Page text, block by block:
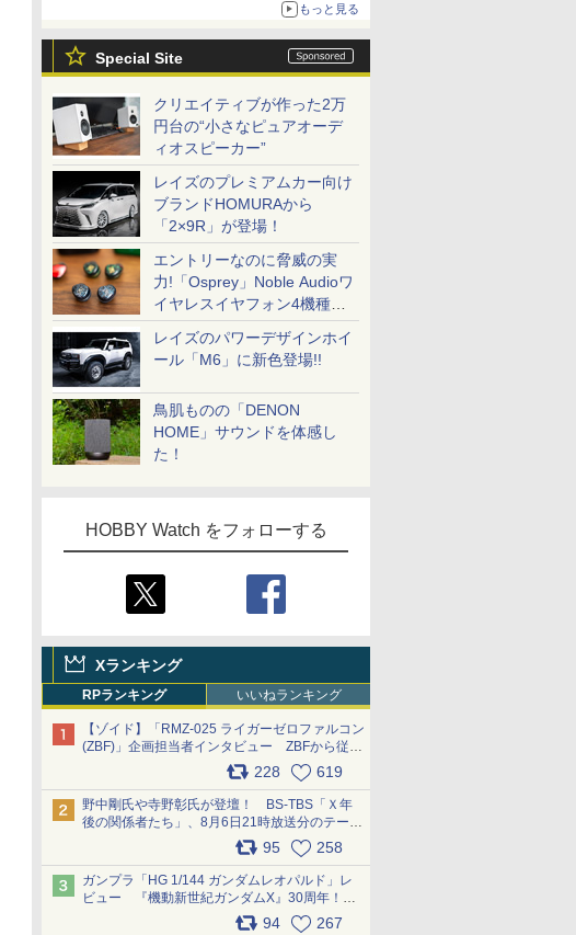
もっと見る
Special Site
クリエイティブが作った2万
円台の“小さなピュアオーデ
ィオスピーカー”
レイズのプレミアムカー向け
ブランドHOMURAから
「2×9R」が登場！
エントリーなのに脅威の実
力!「Osprey」Noble Audioワ
イヤレスイヤフォン4機種を
一気に聴く
レイズのパワーデザインホイ
ール「M6」に新色登場!!
鳥肌ものの「DENON
HOME」サウンドを体感し
た！
HOBBY Watch をフォローする
Xランキング
RPランキング いいねランキング
【ゾイド】「RMZ-025 ライガーゼロファルコン
(ZBF)」企画担当者インタビュー ZBFから従来
デザインまで再現可能なボリューム満点のキッ
ト pic.x.com/6zOqQAQKkX
228 619
野中剛氏や寺野彰氏が登壇！ BS-TBS「Ｘ年
後の関係者たち」、8月6日21時放送分のテーマ
は「超合金」！ pic.x.com/uWyt1uyuFm
95 258
ガンプラ「HG 1/144 ガンダムレオパルド」レ
ビュー 『機動新世紀ガンダムX』30周年！イ
ンナーアームガトリングの変形機構まで再現し
94 267